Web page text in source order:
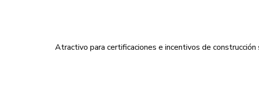
Atractivo para certificaciones e incentivos de